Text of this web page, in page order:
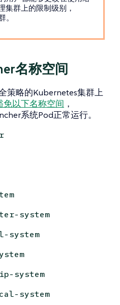
集群上的限制级别，
名称空间
策略的Kubernetes集群上
免以下名称空间 ，
系统Pod正常运行。
system
system
system
system